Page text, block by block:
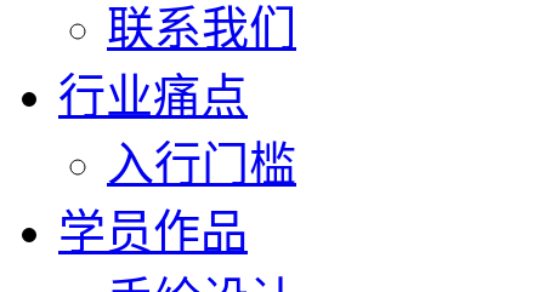
联系我们
行业痛点
入行门槛
学员作品